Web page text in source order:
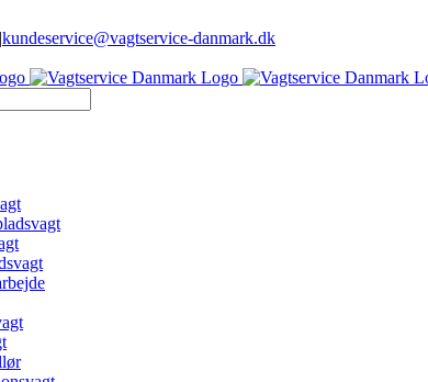
|kundeservice@vagtservice-danmark.dk